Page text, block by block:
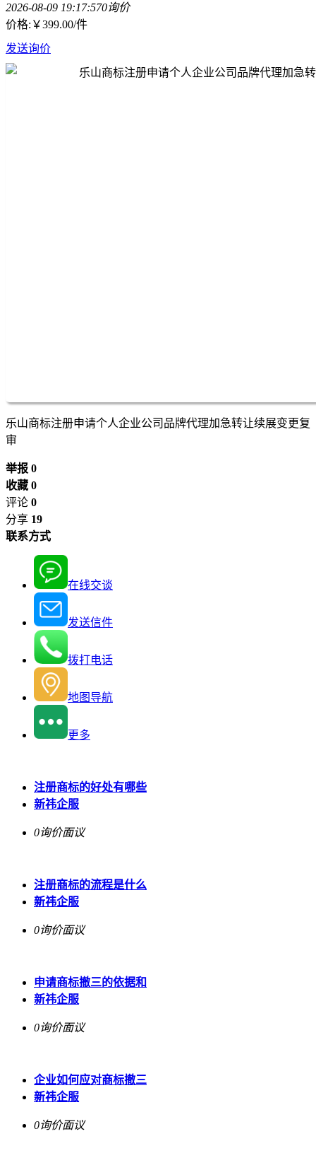
2026-08-09 19:17:570询价
价格: ￥399.00/件
发送询价
乐山商标注册申请个人企业公司品牌代理加急转让续展变更复
审
举报 0
收藏 0
评论 0
分享 19
联系方式
在线交谈
发送信件
拨打电话
地图导航
更多
注册商标的好处有哪些
新祎企服
0询价面议
注册商标的流程是什么
新祎企服
0询价面议
申请商标撤三的依据和
新祎企服
0询价面议
企业如何应对商标撤三
新祎企服
0询价面议